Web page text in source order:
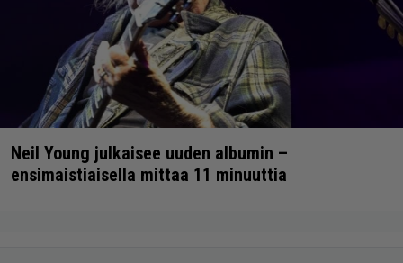
Neil Young julkaisee uuden albumin –
ensimaistiaisella mittaa 11 minuuttia